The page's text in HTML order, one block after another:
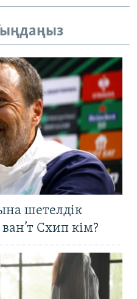
шетелдік
Схип кім?